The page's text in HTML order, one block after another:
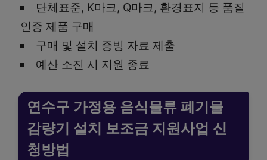
단체표준, K마크, Q마크, 환경표지 등 품질
인증 제품 구매
구매 및 설치 증빙 자료 제출
예산 소진 시 지원 종료
연수구 가정용 음식물류 폐기물
감량기 설치 보조금 지원사업 신
청방법